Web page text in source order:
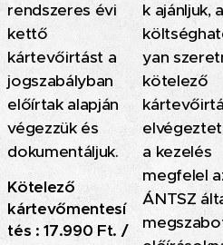
rendszeres évi
kettő
kártevőirtást a
jogszabályban
előírtak alapján
végezzük és
dokumentáljuk.
Kötelező
kártevőmentesí
tés : 17.990 Ft. /
k ajánljuk,
yan
kötelező
a kezelés
megfelel
ÁNTSZ